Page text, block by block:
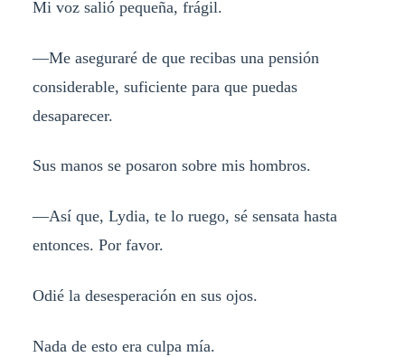
Mi voz salió pequeña, frágil.
—Me aseguraré de que recibas una pensión
considerable, suficiente para que puedas
desaparecer.
Sus manos se posaron sobre mis hombros.
—Así que, Lydia, te lo ruego, sé sensata hasta
entonces. Por favor.
Odié la desesperación en sus ojos.
Nada de esto era culpa mía.